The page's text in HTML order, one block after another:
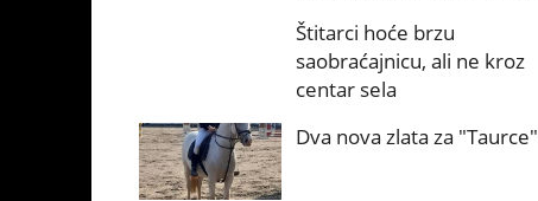
Štitarci hoće brzu
saobraćajnicu, ali ne kroz
centar sela
Dva nova zlata za "Taurce"